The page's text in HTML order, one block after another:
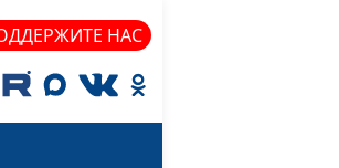
НАС
Синицын,
#61
Синицын,
#60